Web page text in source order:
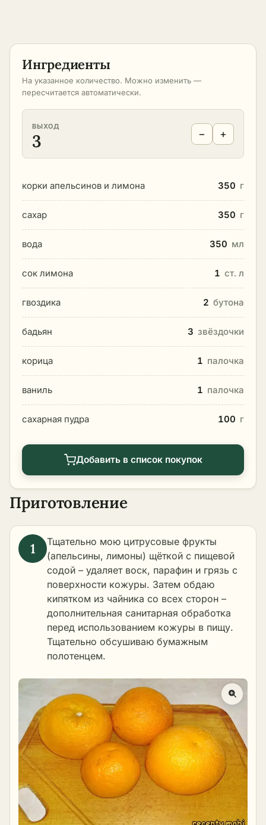
Ингредиенты
На указанное количество. Можно изменить —
пересчитается автоматически.
ВЫХОД
3 − +
корки апельсинов и лимона 350 г
сахар 350 г
вода 350 мл
сок лимона 1 ст. л
гвоздика 2 бутона
бадьян 3 звёздочки
корица 1 палочка
ваниль 1 палочка
сахарная пудра 100 г
Добавить в список покупок
Приготовление
Тщательно мою цитрусовые фрукты
(апельсины, лимоны) щёткой с пищевой
содой – удаляет воск, парафин и грязь с
поверхности кожуры. Затем обдаю
кипятком из чайника со всех сторон –
дополнительная санитарная обработка
перед использованием кожуры в пищу.
Тщательно обсушиваю бумажным
полотенцем.